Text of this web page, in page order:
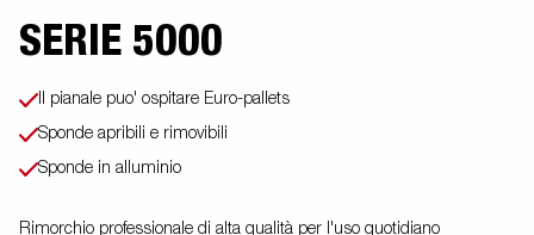
SERIE 5000
Il pianale puo' ospitare Euro-pallets
Sponde apribili e rimovibili
Sponde in alluminio
Rimorchio professionale di alta qualità per l'uso quotidiano